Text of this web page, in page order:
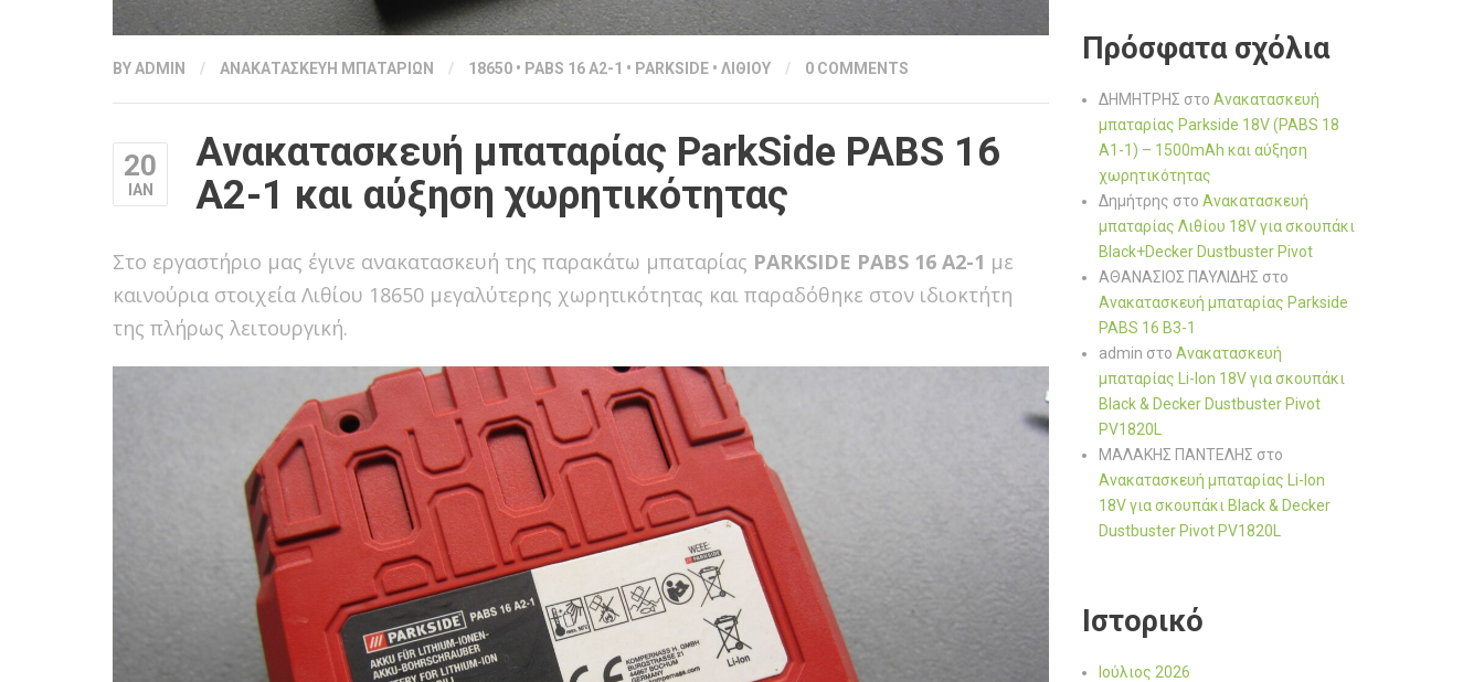
BYADMIN / ΑΝΑΚΑΤΑΣΚΕΥΗ ΜΠΑΤΑΡΙΩΝ / 18650 • PABS 16 A2-1 • PARKSIDE • ΛΙΘΙΟΥ / 0 COMMENTS
20
ΙΑΝ
Ανακατασκευή μπαταρίας ParkSide PABS 16
A2-1 και αύξηση χωρητικότητας
Στο εργαστήριο μας έγινε ανακατασκευή της παρακάτω μπαταρίας PARKSIDE PABS 16 A2-1 με
καινούρια στοιχεία Λιθίου 18650 μεγαλύτερης χωρητικότητας και παραδόθηκε στον ιδιοκτήτη
της πλήρως λειτουργική.
Πρόσφατα σχόλια
ΔΗΜΗΤΡΗΣ στο Ανακατασκευή
μπαταρίας Parkside 18V (PABS 18
A1-1) – 1500mAh και αύξηση
χωρητικότητας
Δημήτρης στο Ανακατασκευή
μπαταρίας Λιθίου 18V για σκουπάκι
Black+Decker Dustbuster Pivot
ΑΘΑΝΑΣΙΟΣ ΠΑΥΛΙΔΗΣ στο
Ανακατασκευή μπαταρίας Parkside
PABS 16 B3-1
admin στο Ανακατασκευή
μπαταρίας Li-Ion 18V για σκουπάκι
Black & Decker Dustbuster Pivot
PV1820L
ΜΑΛΑΚΗΣ ΠΑΝΤΕΛΗΣ στο
Ανακατασκευή μπαταρίας Li-Ion
18V για σκουπάκι Black & Decker
Dustbuster Pivot PV1820L
Ιστορικό
Ιούλιος 2026